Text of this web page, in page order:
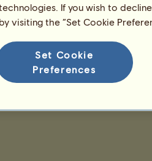
If you wish to
by visiting the “Set Cookie
Set Cookie
Preferences